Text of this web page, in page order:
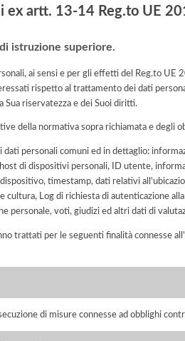
ex artt. 13-14 Reg.to UE
istruzione superiore.
ai sensi e per gli effetti del Reg.to UE
rispetto al trattamento dei dati
Sua riservatezza e dei Suoi diritti.
della normativa sopra richiamata e degli
personali comuni ed in dettaglio:
di dispositivi personali, ID utente,
timestamp, dati relativi
Log di richiesta di autenticazione
personale, voti, giudizi ed altri dati di
trattati per le seguenti finalità connesse
di misure connesse ad obblighi